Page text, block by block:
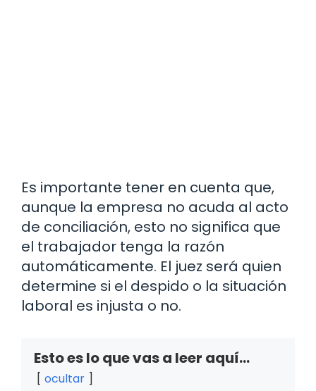
Es importante tener en cuenta que,
aunque la empresa no acuda al acto
de conciliación, esto no significa que
el trabajador tenga la razón
automáticamente. El juez será quien
determine si el despido o la situación
laboral es injusta o no.
Esto es lo que vas a leer aquí...
ocultar